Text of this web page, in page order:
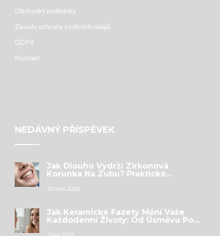
Obchodní podmínky
Zásady ochrany osobních údajů
GDPR
Kontakt
NEDÁVNÝ PŘÍSPĚVEK
Jak Dlouho Vydrží Zirkonová
Korunka Na Zubu? Praktické
10 úno 2026
Jak Keramické Fazety Mění Vaše
Každodenní Životy: Od Úsměvu Po